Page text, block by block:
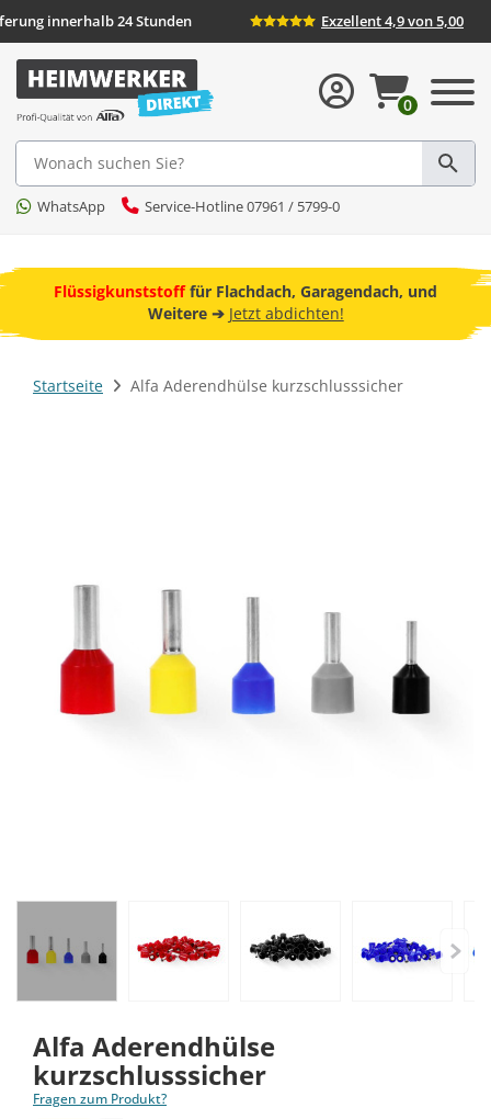
innerhalb 24 Stunden Exzellent 4,9 von 5,00
Suche
WhatsApp Service-Hotline 07961 / 5799-0
0
Flüssigkunststofffür Flachdach, Garagendach, und
Weitere ➔ Jetzt abdichten!
Startseite Alfa Aderendhülse kurzschlusssicher
Alfa Aderendhülse
kurzschlusssicher
Fragen zum Produkt?